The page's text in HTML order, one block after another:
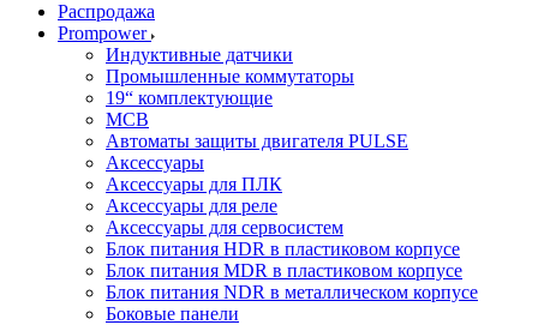
Распродажа
Prompower
Индуктивные датчики
Промышленные коммутаторы
19“ комплектующие
MCB
Автоматы защиты двигателя PULSE
Аксессуары
Аксессуары для ПЛК
Аксессуары для реле
Аксессуары для сервосистем
Блок питания HDR в пластиковом корпусе
Блок питания MDR в пластиковом корпусе
Блок питания NDR в металлическом корпусе
Боковые панели